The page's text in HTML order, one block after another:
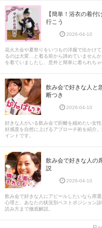
【簡単！浴衣の着
行こう
2026-04-10
花火大会や夏祭りをいつもの洋服で出かけ
るのは大変…と着る前から諦めていません
を着ていましたし、意外と簡単に着られち
飲み会で好きな人と
断つき
2026-04-10
好きな人がいる飲み会で距離を縮めたい女
好感度を自然に上げるアプローチ術を紹介
イントです。
飲み会で好きな人の
説
2026-04-10
飲み会で好きな人にアピールしたいなら席
心理と、あなたの状況別ベストポジション
読み方まで徹底解説。